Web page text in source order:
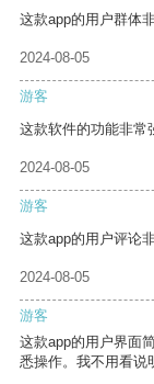
这款app的用户群体
2024-08-05
游客
这款软件的功能非常
2024-08-05
游客
这款app的用户评论
2024-08-05
游客
这款app的用户界面
悉操作。我不用看说